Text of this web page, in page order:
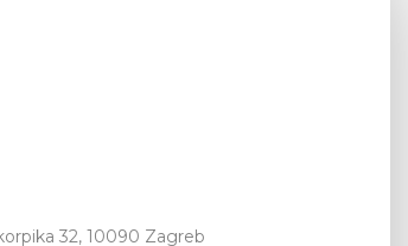
32, 10090 Zagreb